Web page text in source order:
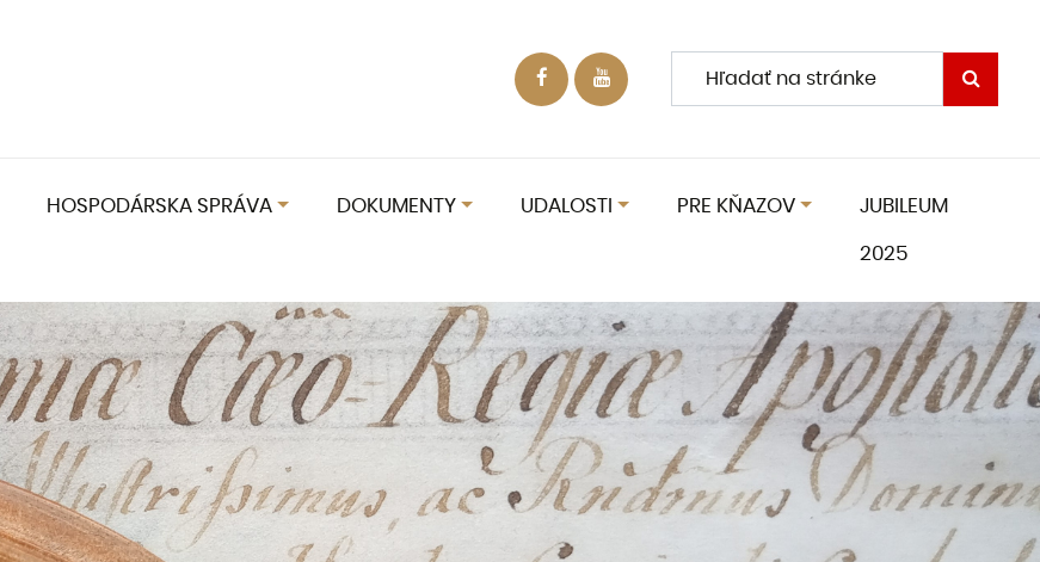
HOSPODÁRSKA SPRÁVA DOKUMENTY UDALOSTI PRE KŇAZOV JUBILEUM
2025